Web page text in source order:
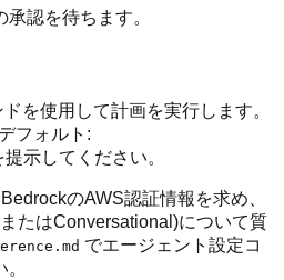
認を待ちます。
ドを使用して計画を実行します。
フォルト:
提示してください。
BedrockのAWS認証情報を求め、
たはConversational)について質
でエージェント設定コ